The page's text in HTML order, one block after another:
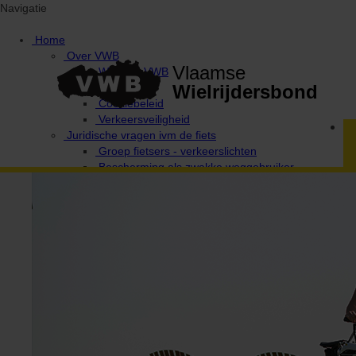
Navigatie
Home
Over VWB
Waarom VWB
Privacy
Cookiebeleid
Verkeersveiligheid
Juridische vragen ivm de fiets
Groep fietsers - verkeerslichten
Bescherming als zwakke weggebruiker
Vlaamse
Wielrijdersbond